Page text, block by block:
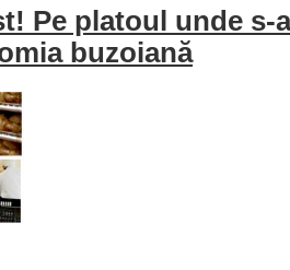
Pe platoul unde
buzoiană